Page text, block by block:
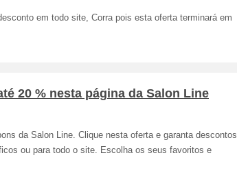
em todo site, Corra pois esta oferta terminará em
20 % nesta página da Salon Line
da Salon Line. Clique nesta oferta e garanta descontos
ou para todo o site. Escolha os seus favoritos e